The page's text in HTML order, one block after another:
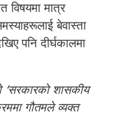
विषयमा मात्र
बेवास्ता
पनि दीर्घकालमा
शासकीय
गौतमले व्यक्त